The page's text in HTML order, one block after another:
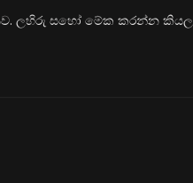
ආව. ලහිරු සහෝ මේක කරන්න කියල